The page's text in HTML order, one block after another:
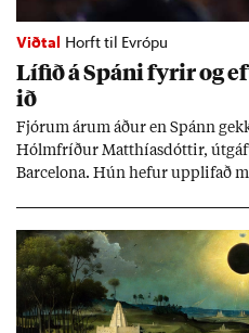
Viðtal Horft til Evrópu
Líf­ið á Spáni fyr­ir og
ið
Fjór­um ár­um áð­ur en Spánn
Hólm­fríð­ur Matth­ías­dótt­ir,
Barcelona. Hún hef­ur upp­lif­að
jafnt sem styrkj­um til
ið með­byr.